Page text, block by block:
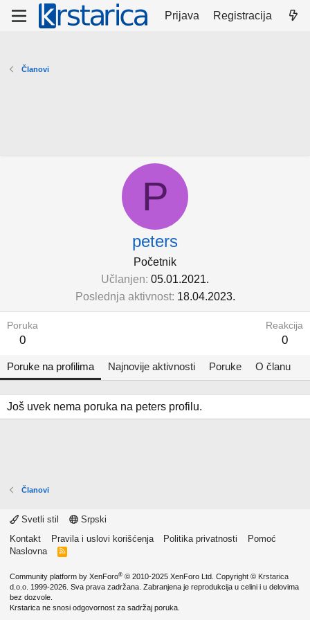
Prijava Registracija
Članovi
P
peters
Početnik
Učlanjen 05.01.2021.
Poslednja aktivnost 18.04.2023.
Poruka
0
Reakcija
0
Poruke na profilima Najnovije aktivnosti Poruke O članu
Još uvek nema poruka na peters profilu.
Članovi
Svetli stil
Srpski
Kontakt
Pravila i uslovi korišćenja Politika privatnosti
Pomoć
Naslovna
R
Community platform by XenForo® © 2010-2025 XenForo Ltd. Copyright © Krstarica
d.o.o. 1999-2026. Sva prava zadržana. Zabranjena je reprodukcija u celini i u delovima
bez dozvole.
Krstarica ne snosi odgovornost za sadržaj poruka.